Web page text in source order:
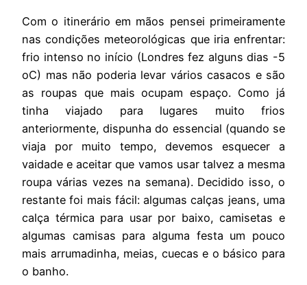
Com o itinerário em mãos pensei primeiramente
nas condições meteorológicas que iria enfrentar:
frio intenso no início (Londres fez alguns dias -5
oC) mas não poderia levar vários casacos e são
as roupas que mais ocupam espaço. Como já
tinha viajado para lugares muito frios
anteriormente, dispunha do essencial (quando se
viaja por muito tempo, devemos esquecer a
vaidade e aceitar que vamos usar talvez a mesma
roupa várias vezes na semana). Decidido isso, o
restante foi mais fácil: algumas calças jeans, uma
calça térmica para usar por baixo, camisetas e
algumas camisas para alguma festa um pouco
mais arrumadinha, meias, cuecas e o básico para
o banho.